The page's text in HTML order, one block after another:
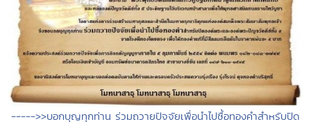
----->>บอกบุญทุกท่าน ร่วมถวายปัจจัยเพื่อนำไปซื้อทองคำสำหรับปิด